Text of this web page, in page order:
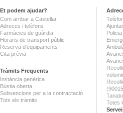
Et podem ajudar?
Com arribar a Castellar
Adreces i telèfons
Farmàcies de guàrdia
Horaris de transport públic
Reserva d'equipaments
Cita prèvia
Tràmits Freqüents
Instància genèrica
Bústia oberta
Subvencions per a la contractació
Tots els tràmits
Totes